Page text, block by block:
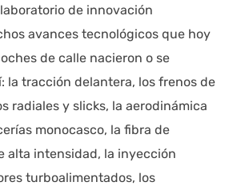
de innovación
avances tecnológicos que hoy
de calle nacieron o se
la tracción delantera, los frenos de
radiales y slicks, la aerodinámica
monocasco, la fibra de
alta intensidad, la inyección
turboalimentados, los